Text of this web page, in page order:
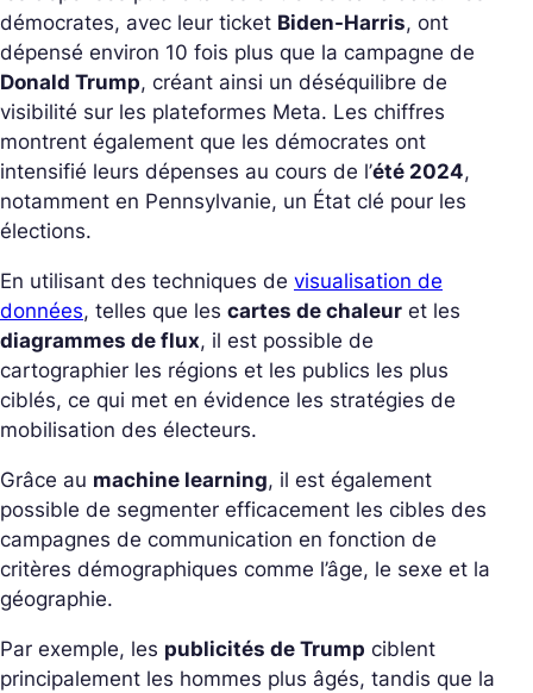
démocrates, avec leur ticket Biden-Harris, ont
dépensé environ 10 fois plus que la campagne de
Donald Trump, créant ainsi un déséquilibre de
visibilité sur les plateformes Meta. Les chiffres
montrent également que les démocrates ont
intensifié leurs dépenses au cours de l’été 2024,
notamment en Pennsylvanie, un État clé pour les
élections.
En utilisant des techniques de visualisation de
données, telles que les cartes de chaleur et les
diagrammes de flux, il est possible de
cartographier les régions et les publics les plus
ciblés, ce qui met en évidence les stratégies de
mobilisation des électeurs.
Grâce au machine learning, il est également
possible de segmenter efficacement les cibles des
campagnes de communication en fonction de
critères démographiques comme l’âge, le sexe et la
géographie.
Par exemple, les publicités de Trump ciblent
principalement les hommes plus âgés, tandis que la